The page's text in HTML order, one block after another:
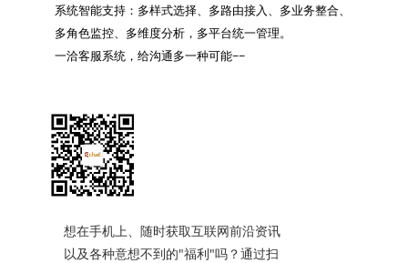
系统智能支持：多样式选择、多路由接入、多业务整合、
多角色监控、多维度分析，多平台统一管理。
一洽客服系统，给沟通多一种可能~~
想在手机上、随时获取互联网前沿资讯
以及各种意想不到的"福利"吗？通过扫